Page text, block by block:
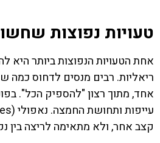
טעויות נפוצות
אחת הטעויות הנפוצות ביותר היא
ריאליות. רבים מנסים לדחוס כמה
אחד, מתוך רצון "להספיק הכל".
קצב אחר, ולא מתאימה לריצה בין